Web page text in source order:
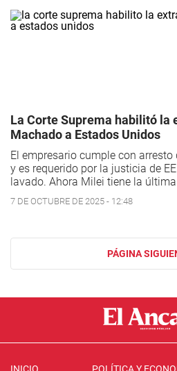
La Corte Suprema habilitó la
Machado a Estados Unidos
El empresario cumple con
y es requerido por la justicia de
lavado. Ahora Milei tiene la
7 DE OCTUBRE DE 2025 - 12:48
PÁGINA